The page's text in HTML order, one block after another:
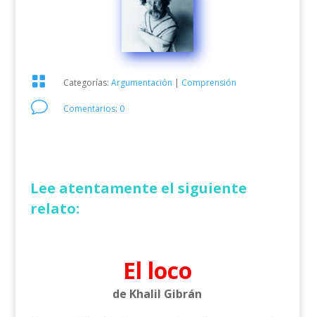
 Categorías: Argumentación | Comprensión
v Comentarios: 0
Lee atentamente el siguiente
relato:
El loco
de Khalil Gibrán